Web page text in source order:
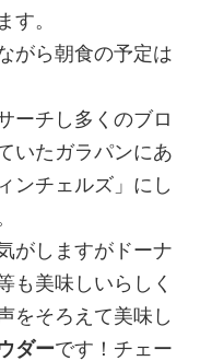
す。
がら朝食の予定は
ーチし多くのブロ
いたガラパンにあ
ンチェルズ」にし
がしますがドーナ
も美味しいらしく
をそろえて美味し
ダーです！チェー